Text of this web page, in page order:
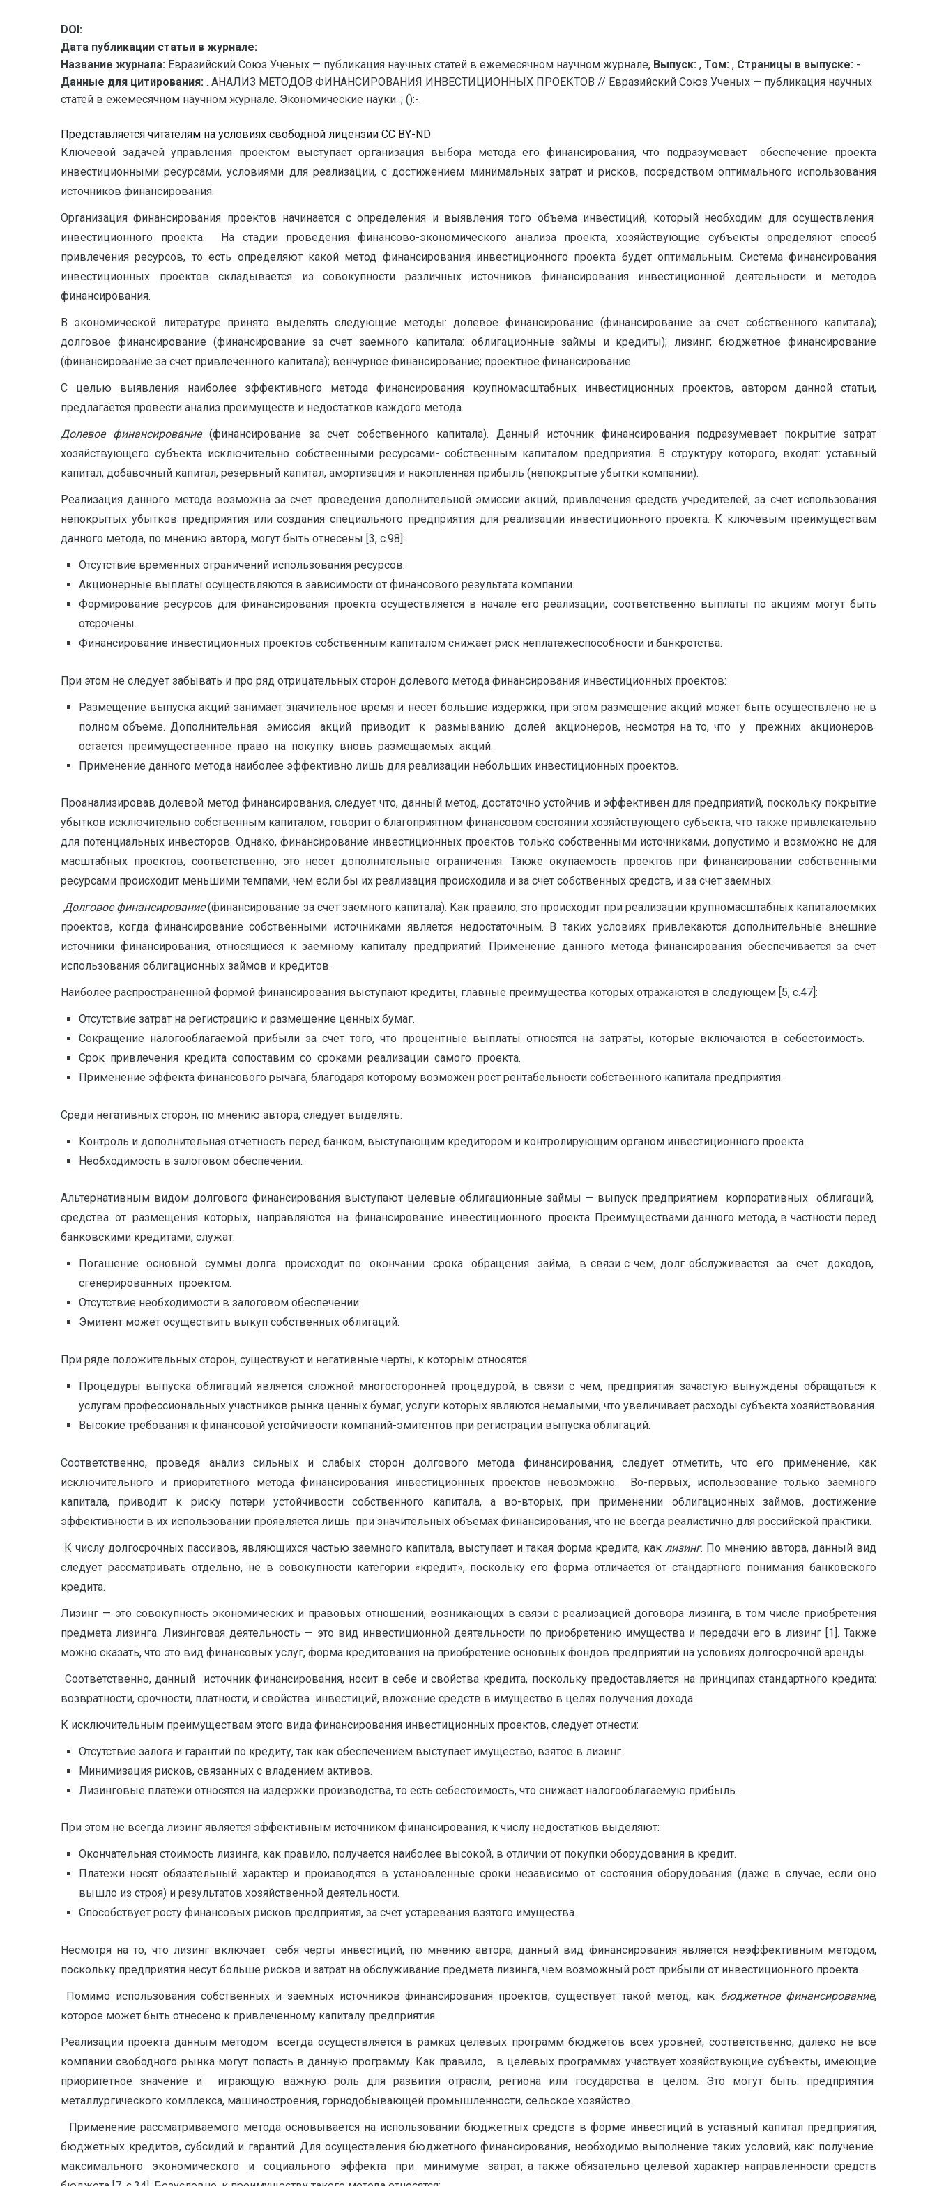
DOI:
Дата публикации статьи в журнале:
Название журнала: Евразийский Союз Ученых — публикация научных статей в ежемесячном научном журнале, Выпуск: , Том: , Страницы в выпуске: -
Данные для цитирования: . АНАЛИЗ МЕТОДОВ ФИНАНСИРОВАНИЯ ИНВЕСТИЦИОННЫХ ПРОЕКТОВ // Евразийский Союз Ученых — публикация научных
статей в ежемесячном научном журнале. Экономические науки. ; ():-.
Представляется читателям на условиях свободной лицензии CC BY-ND
Ключевой задачей управления проектом выступает организация выбора метода его финансирования, что подразумевает обеспечение проекта
инвестиционными ресурсами, условиями для реализации, с достижением минимальных затрат и рисков, посредством оптимального использования
источников финансирования.
Организация финансирования проектов начинается с определения и выявления того объема инвестиций, который необходим для осуществления
инвестиционного проекта. На стадии проведения финансово-экономического анализа проекта, хозяйствующие субъекты определяют способ
привлечения ресурсов, то есть определяют какой метод финансирования инвестиционного проекта будет оптимальным. Система финансирования
инвестиционных проектов складывается из совокупности различных источников финансирования инвестиционной деятельности и методов
финансирования.
В экономической литературе принято выделять следующие методы: долевое финансирование (финансирование за счет собственного капитала);
долговое финансирование (финансирование за счет заемного капитала: облигационные займы и кредиты); лизинг; бюджетное финансирование
(финансирование за счет привлеченного капитала); венчурное финансирование; проектное финансирование.
С целью выявления наиболее эффективного метода финансирования крупномасштабных инвестиционных проектов, автором данной статьи,
предлагается провести анализ преимуществ и недостатков каждого метода.
Долевое финансирование(финансирование за счет собственного капитала). Данный источник финансирования подразумевает покрытие затрат
хозяйствующего субъекта исключительно собственными ресурсами- собственным капиталом предприятия. В структуру которого, входят: уставный
капитал, добавочный капитал, резервный капитал, амортизация и накопленная прибыль (непокрытые убытки компании).
Реализация данного метода возможна за счет проведения дополнительной эмиссии акций, привлечения средств учредителей, за счет использования
непокрытых убытков предприятия или создания специального предприятия для реализации инвестиционного проекта. К ключевым преимуществам
данного метода, по мнению автора, могут быть отнесены [3, c.98]:
Отсутствие временных ограничений использования ресурсов.
Акционерные выплаты осуществляются в зависимости от финансового результата компании.
Формирование ресурсов для финансирования проекта осуществляется в начале его реализации, соответственно выплаты по акциям могут быть
отсрочены.
Финансирование инвестиционных проектов собственным капиталом снижает риск неплатежеспособности и банкротства.
При этом не следует забывать и про ряд отрицательных сторон долевого метода финансирования инвестиционных проектов:
Размещение выпуска акций занимает значительное время и несет большие издержки, при этом размещение акций может быть осуществлено не в
полном объеме. Дополнительная эмиссия акций приводит к размыванию долей акционеров, несмотря на то, что у прежних акционеров
остается преимущественное право на покупку вновь размещаемых акций.
Применение данного метода наиболее эффективно лишь для реализации небольших инвестиционных проектов.
Проанализировав долевой метод финансирования, следует что, данный метод, достаточно устойчив и эффективен для предприятий, поскольку покрытие
убытков исключительно собственным капиталом, говорит о благоприятном финансовом состоянии хозяйствующего субъекта, что также привлекательно
для потенциальных инвесторов. Однако, финансирование инвестиционных проектов только собственными источниками, допустимо и возможно не для
масштабных проектов, соответственно, это несет дополнительные ограничения. Также окупаемость проектов при финансировании собственными
ресурсами происходит меньшими темпами, чем если бы их реализация происходила и за счет собственных средств, и за счет заемных.
Долговое финансирование(финансирование за счет заемного капитала). Как правило, это происходит при реализации крупномасштабных капиталоемких
проектов, когда финансирование собственными источниками является недостаточным. В таких условиях привлекаются дополнительные внешние
источники финансирования, относящиеся к заемному капиталу предприятий. Применение данного метода финансирования обеспечивается за счет
использования облигационных займов и кредитов.
Наиболее распространенной формой финансирования выступают кредиты, главные преимущества которых отражаются в следующем [5, с.47]:
Отсутствие затрат на регистрацию и размещение ценных бумаг.
Сокращение налогооблагаемой прибыли за счет того, что процентные выплаты относятся на затраты, которые включаются в себестоимость.
Срок привлечения кредита сопоставим со сроками реализации самого проекта.
Применение эффекта финансового рычага, благодаря которому возможен рост рентабельности собственного капитала предприятия.
Среди негативных сторон, по мнению автора, следует выделять:
Контроль и дополнительная отчетность перед банком, выступающим кредитором и контролирующим органом инвестиционного проекта.
Необходимость в залоговом обеспечении.
Альтернативным видом долгового финансирования выступают целевые облигационные займы — выпуск предприятием корпоративных облигаций,
средства от размещения которых, направляются на финансирование инвестиционного проекта. Преимуществами данного метода, в частности перед
банковскими кредитами, служат:
Погашение основной суммы долга происходит по окончании срока обращения займа, в связи с чем, долг обслуживается за счет доходов,
сгенерированных проектом.
Отсутствие необходимости в залоговом обеспечении.
Эмитент может осуществить выкуп собственных облигаций.
При ряде положительных сторон, существуют и негативные черты, к которым относятся:
Процедуры выпуска облигаций является сложной многосторонней процедурой, в связи с чем, предприятия зачастую вынуждены обращаться к
услугам профессиональных участников рынка ценных бумаг, услуги которых являются немалыми, что увеличивает расходы субъекта хозяйствования.
Высокие требования к финансовой устойчивости компаний-эмитентов при регистрации выпуска облигаций.
Соответственно, проведя анализ сильных и слабых сторон долгового метода финансирования, следует отметить, что его применение, как
исключительного и приоритетного метода финансирования инвестиционных проектов невозможно. Во-первых, использование только заемного
капитала, приводит к риску потери устойчивости собственного капитала, а во-вторых, при применении облигационных займов, достижение
эффективности в их использовании проявляется лишь при значительных объемах финансирования, что не всегда реалистично для российской практики.
К числу долгосрочных пассивов, являющихся частью заемного капитала, выступает и такая форма кредита, как лизинг. По мнению автора, данный вид
следует рассматривать отдельно, не в совокупности категории «кредит», поскольку его форма отличается от стандартного понимания банковского
кредита.
Лизинг — это совокупность экономических и правовых отношений, возникающих в связи с реализацией договора лизинга, в том числе приобретения
предмета лизинга. Лизинговая деятельность — это вид инвестиционной деятельности по приобретению имущества и передачи его в лизинг [1]. Также
можно сказать, что это вид финансовых услуг, форма кредитования на приобретение основных фондов предприятий на условиях долгосрочной аренды.
Соответственно, данный источник финансирования, носит в себе и свойства кредита, поскольку предоставляется на принципах стандартного кредита:
возвратности, срочности, платности, и свойства инвестиций, вложение средств в имущество в целях получения дохода.
К исключительным преимуществам этого вида финансирования инвестиционных проектов, следует отнести:
Отсутствие залога и гарантий по кредиту, так как обеспечением выступает имущество, взятое в лизинг.
Минимизация рисков, связанных с владением активов.
Лизинговые платежи относятся на издержки производства, то есть себестоимость, что снижает налогооблагаемую прибыль.
При этом не всегда лизинг является эффективным источником финансирования, к числу недостатков выделяют:
Окончательная стоимость лизинга, как правило, получается наиболее высокой, в отличии от покупки оборудования в кредит.
Платежи носят обязательный характер и производятся в установленные сроки независимо от состояния оборудования (даже в случае, если оно
вышло из строя) и результатов хозяйственной деятельности.
Способствует росту финансовых рисков предприятия, за счет устаревания взятого имущества.
Несмотря на то, что лизинг включает себя черты инвестиций, по мнению автора, данный вид финансирования является неэффективным методом,
поскольку предприятия несут больше рисков и затрат на обслуживание предмета лизинга, чем возможный рост прибыли от инвестиционного проекта.
Помимо использования собственных и заемных источников финансирования проектов, существует такой метод, как бюджетное финансирование,
которое может быть отнесено к привлеченному капиталу предприятия.
Реализации проекта данным методом всегда осуществляется в рамках целевых программ бюджетов всех уровней, соответственно, далеко не все
компании свободного рынка могут попасть в данную программу. Как правило, в целевых программах участвует хозяйствующие субъекты, имеющие
приоритетное значение и играющую важную роль для развития отрасли, региона или государства в целом. Это могут быть: предприятия
металлургического комплекса, машиностроения, горнодобывающей промышленности, сельское хозяйство.
Применение рассматриваемого метода основывается на использовании бюджетных средств в форме инвестиций в уставный капитал предприятия,
бюджетных кредитов, субсидий и гарантий. Для осуществления бюджетного финансирования, необходимо выполнение таких условий, как: получение
максимального экономического и социального эффекта при минимуме затрат, а также обязательно целевой характер направленности средств